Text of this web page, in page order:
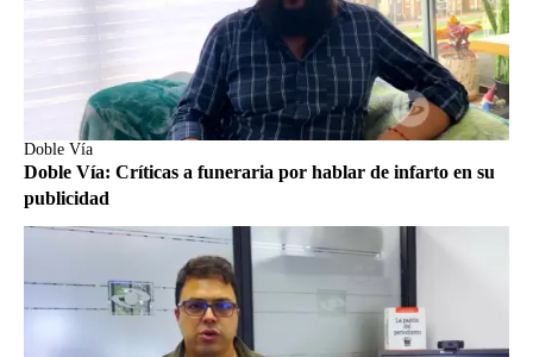
Doble Vía
Doble Vía: Críticas a funeraria por hablar de infarto en su
publicidad